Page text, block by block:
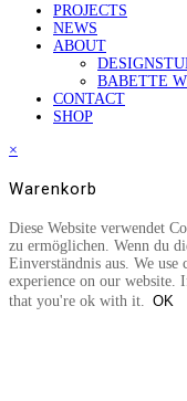
PROJECTS
NEWS
ABOUT
BABETTE
CONTACT
SHOP
×
Warenkorb
Diese Website verwendet
zu ermöglichen. Wenn du
Einverständnis aus. We
experience on our website.
that you're ok with it.
OK